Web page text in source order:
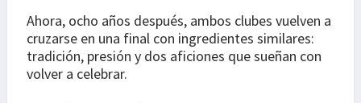
Ahora, ocho años después, ambos clubes vuelven a
cruzarse en una final con ingredientes similares:
tradición, presión y dos aficiones que sueñan con
volver a celebrar.